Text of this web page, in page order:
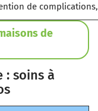
de
de
: soins à